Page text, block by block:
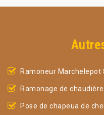
Ramoneur Marchelepot
Ramonage de
Pose de chapeua de